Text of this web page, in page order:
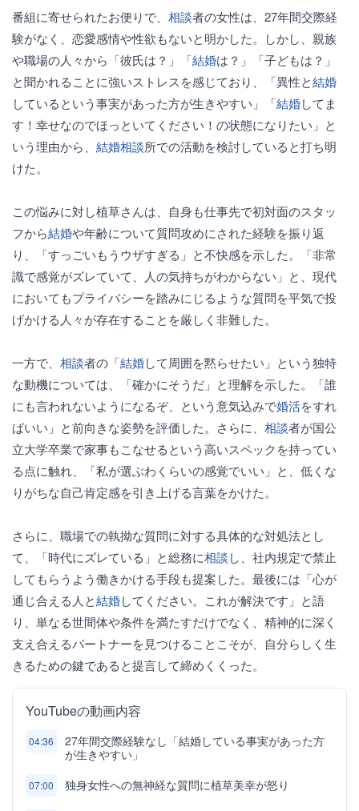
番組に寄せられたお便りで、 相談者の女性は、27年間交際経
験がなく、恋愛感情や性欲もないと明かした。しかし、親族
や職場の人々から「彼氏は？」「結婚は？」「子どもは？」
と聞かれることに強いストレスを感じており、「異性と結婚
しているという事実があった方が生きやすい」「結婚してま
す！幸せなのでほっといてください！の状態になりたい」と
いう理由から、 結婚相談所での活動を検討していると打ち明
けた。
この悩みに対し植草さんは、自身も仕事先で初対面のスタッ
フから結婚や年齢について質問攻めにされた経験を振り返
り、「すっごいもうウザすぎる」と不快感を示した。「非常
識で感覚がズレていて、人の気持ちがわからない」と、現代
においてもプライバシーを踏みにじるような質問を平気で投
げかける人々が存在することを厳しく非難した。
一方で、 相談者の「結婚して周囲を黙らせたい」という独特
な動機については、「確かにそうだ」と理解を示した。「誰
にも言われないようになるぞ、という意気込みで婚活をすれ
ばいい」と前向きな姿勢を評価した。さらに、 相談者が国公
立大学卒業で家事もこなせるという高いスペックを持ってい
る点に触れ、「私が選ぶわくらいの感覚でいい」と、低くな
りがちな自己肯定感を引き上げる言葉をかけた。
さらに、職場での執拗な質問に対する具体的な対処法とし
て、「時代にズレている」と総務に相談し、社内規定で禁止
してもらうよう働きかける手段も提案した。最後には「心が
通じ合える人と結婚してください。これが解決です」と語
り、単なる世間体や条件を満たすだけでなく、精神的に深く
支え合えるパートナーを見つけることこそが、自分らしく生
きるための鍵であると提言して締めくくった。
YouTubeの動画内容
04:36
27年間交際経験なし「結婚している事実があった方
が生きやすい」
07:00 独身女性への無神経な質問に植草美幸が怒り